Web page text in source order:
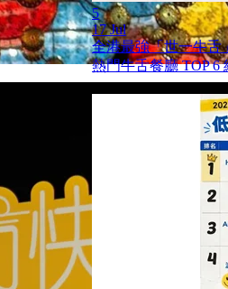
5
17 Jul
全港最強「世一牛舌
熱門牛舌餐廳 TOP 6